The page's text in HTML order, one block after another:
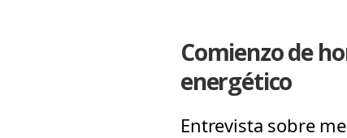
Comienzo de
energético
Entrevista sobre